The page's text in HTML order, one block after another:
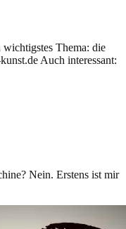
Thema: die
Auch interessant:
Nein. Erstens ist mir